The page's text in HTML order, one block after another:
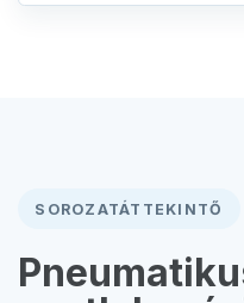
SOROZATÁTTEKINTŐ